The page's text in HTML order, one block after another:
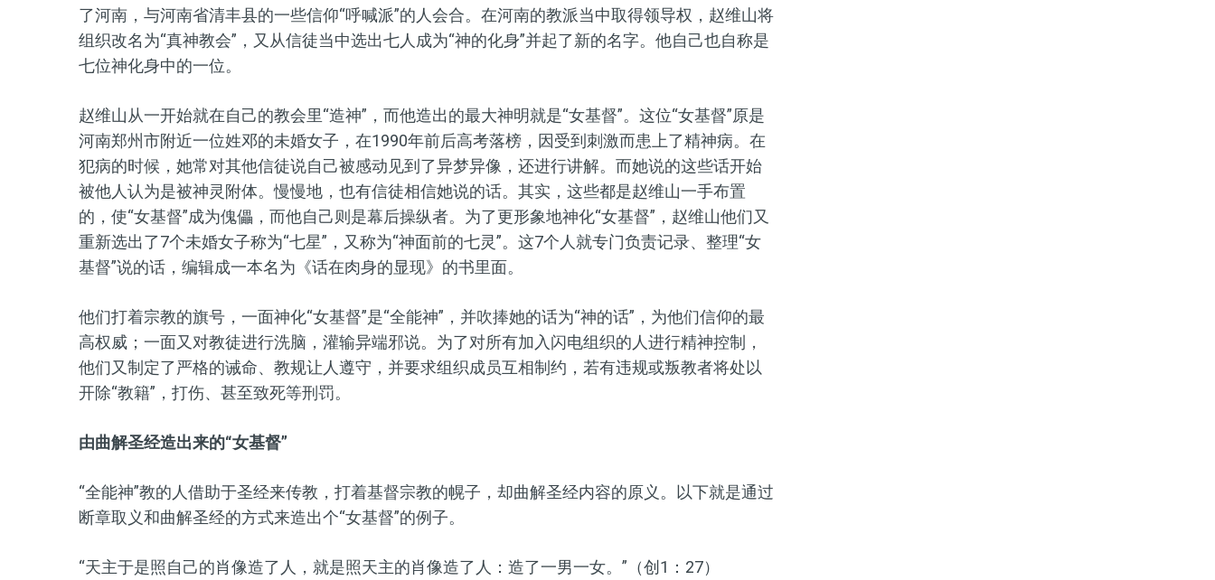
了河南，与河南省清丰县的一些信仰“呼喊派”的人会合。在河南的教派当中取得领导权，赵维山将
组织改名为“真神教会”，又从信徒当中选出七人成为“神的化身”并起了新的名字。他自己也自称是
七位神化身中的一位。
赵维山从一开始就在自己的教会里“造神” ， 而他造出的最大神明就是“女基督”。这位“女基督”原是
河南郑州市附近一位姓邓的未婚女子，在1990年前后高考落榜，因受到刺激而患上了精神病。在
犯病的时候，她常对其他信徒说自己被感动见到了异梦异像，还进行讲解。而她说的这些话开始
被他人认为是被神灵附体。慢慢地，也有信徒相信她说的话。其实，这些都是赵维山一手布置
的，使“女基督”成为傀儡，而他自己则是幕后操纵者。 为了更形象地神化“女基督” ，赵维山他们又
重新选出了7个未婚女子称为“七星” ，又称为“神面前的七灵”。 这7个人就专门负责记录、整理“女
基督”说的话，编辑成一本名为 《话在肉身的显现》 的书里面。
他们打着宗教的旗号，一面神化“女基督”是“全能神” ，并吹捧她的话为“神的话” ，为他们信仰的最
高权威；一面又对教徒进行洗脑，灌输异端邪说。 为了对所有加入闪电组织的人进行精神控制，
他们又制定了严格的诫命、教规让人遵守，并要求组织成员互相制约，若有违规或叛教者将处以
开除“教籍” ，打伤、甚至致死等刑罚。
由曲解圣经造出来的“女基督”
“全能神”教的人借助于圣经来传教，打着基督宗教的幌子，却曲解圣经内容的原义。以下就是通过
断章取义和曲解圣经的方式来造出个“女基督”的例子。
“天主于是照自己的肖像造了人，就是照天主的肖像造了人：造了一男一女。”（创1：27）